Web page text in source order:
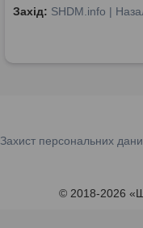
Захід: SHDM.info |
Захист персональних
© 2018-2026